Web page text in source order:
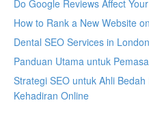
Do Google Reviews Affect
How to Rank a New Website
Dental SEO Services in London
Panduan Utama untuk
Strategi SEO untuk Ahli
Kehadiran Online